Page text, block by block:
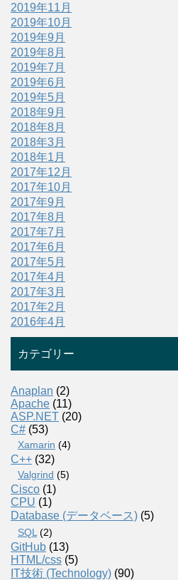
2019年11月
2019年10月
2019年9月
2019年8月
2019年7月
2019年6月
2019年5月
2018年9月
2018年8月
2018年3月
2018年1月
2017年12月
2017年10月
2017年9月
2017年8月
2017年7月
2017年6月
2017年5月
2017年4月
2017年3月
2017年2月
2016年4月
カテゴリー
Anaplan (2)
Apache (11)
ASP.NET (20)
C# (53)
Xamarin (4)
C++ (32)
Valgrind (5)
Cisco (1)
CPU (1)
Database (データベース) (5)
SQL (2)
GitHub (13)
HTML/css (5)
IT技術 (Technology) (90)